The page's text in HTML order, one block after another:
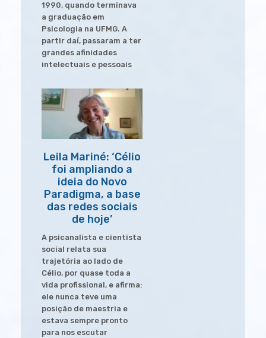
1990, quando terminava
a graduação em
Psicologia na UFMG. A
partir daí, passaram a ter
grandes afinidades
intelectuais e pessoais
Leila Mariné: ‘Célio
foi ampliando a
ideia do Novo
Paradigma, a base
das redes sociais
de hoje’
A psicanalista e cientista
social relata sua
trajetória ao lado de
Célio, por quase toda a
vida profissional, e afirma:
ele nunca teve uma
posição de maestria e
estava sempre pronto
para nos escutar